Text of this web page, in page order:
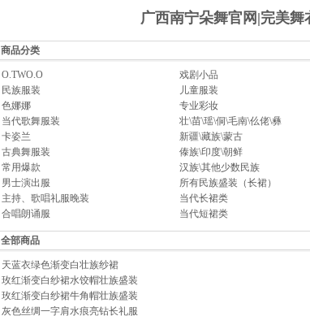
广西南宁朵舞官网|完美
商品分类
O.TWO.O 戏剧小品
民族服装
儿童服装
色娜娜
专业彩妆
当代歌舞服装
壮\苗\瑶\侗\毛南\仫佬\彝
卡姿兰
新疆\藏族\蒙古
古典舞服装
傣族\印度\朝鲜
常用爆款
汉族\其他少数民族
男士演出服
所有民族盛装（长裙）
主持、歌唱礼服晚装
当代长裙类
合唱朗诵服
当代短裙类
全部商品
天蓝衣绿色渐变白壮族纱裙
玫红渐变白纱裙水饺帽壮族盛装
玫红渐变白纱裙牛角帽壮族盛装
灰色丝绸一字肩水痕亮钻长礼服